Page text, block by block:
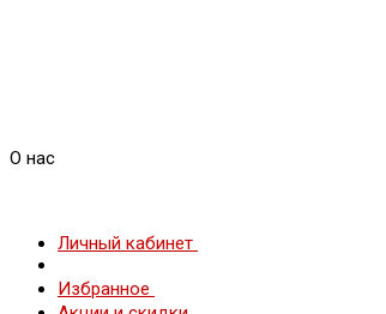
О нас
Личный кабинет
Избранное